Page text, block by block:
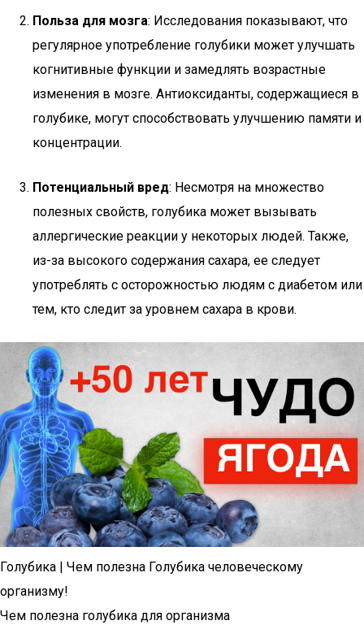
Польза для мозга: Исследования показывают, что
регулярное употребление голубики может улучшать
когнитивные функции и замедлять возрастные
изменения в мозге. Антиоксиданты, содержащиеся в
голубике, могут способствовать улучшению памяти и
концентрации.
Потенциальный вред: Несмотря на множество
полезных свойств, голубика может вызывать
аллергические реакции у некоторых людей. Также,
из-за высокого содержания сахара, ее следует
употреблять с осторожностью людям с диабетом или
тем, кто следит за уровнем сахара в крови.
Голубика | Чем полезна Голубика человеческому
организму!
Чем полезна голубика для организма